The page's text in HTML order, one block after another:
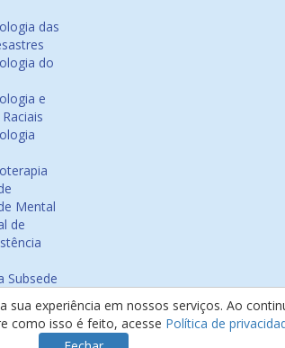
das
do
e
Mental
de
Subsede
na
experiência em nossos serviços. Ao
como isso é feito, acesse Política de